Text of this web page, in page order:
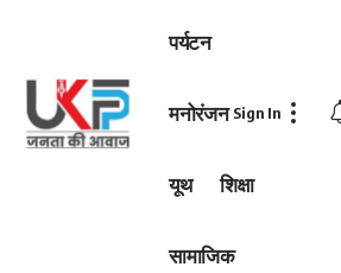
पर्यटन
मनोरंजन
यूथ शिक्षा
सामाजिक
Sign In